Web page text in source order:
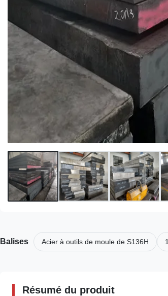
Balises Acier à outils de moule de S136H 1
Résumé du produit